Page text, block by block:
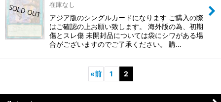
在庫なし
アジア版のシングルカードになります ご購入の際
はご確認の上お願い致します。 海外版の為、初期
傷とスレ傷 未開封品については袋にシワがある場
合がございますのでご了承ください。 購…
«前 1 2